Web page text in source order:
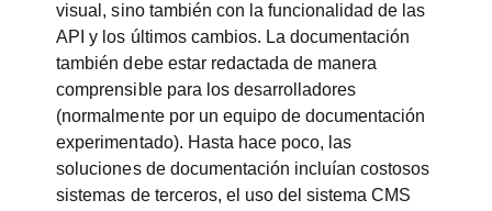
visual, sino también con la funcionalidad de las
API y los últimos cambios. La documentación
también debe estar redactada de manera
comprensible para los desarrolladores
(normalmente por un equipo de documentación
experimentado). Hasta hace poco, las
soluciones de documentación incluían costosos
sistemas de terceros, el uso del sistema CMS